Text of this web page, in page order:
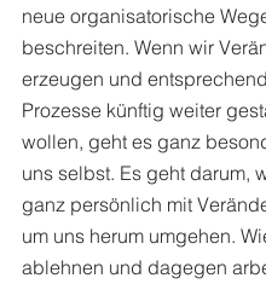
neue organisatorische
beschreiten. Wenn wir
erzeugen und
Prozesse künftig weiter
wollen, geht es ganz
uns selbst. Es geht darum,
ganz persönlich mit
um uns herum umgehen.
ablehnen und dagegen